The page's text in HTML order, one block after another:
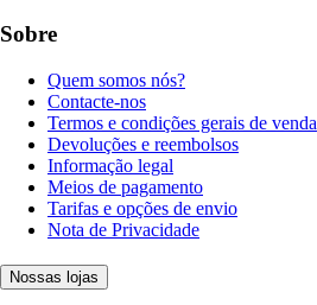
Sobre
Quem somos nós?
Contacte-nos
Termos e condições gerais de venda
Devoluções e reembolsos
Informação legal
Meios de pagamento
Tarifas e opções de envio
Nota de Privacidade
Nossas lojas